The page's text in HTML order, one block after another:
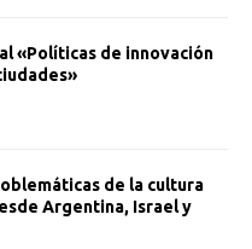
«Políticas de innovación
de la cultura
Argentina, Israel y